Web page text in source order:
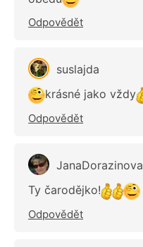
Odpovědět
suslajda
krásné jako vždy
Odpovědět
JanaDorazinova
Ty čarodějko!
Odpovědět